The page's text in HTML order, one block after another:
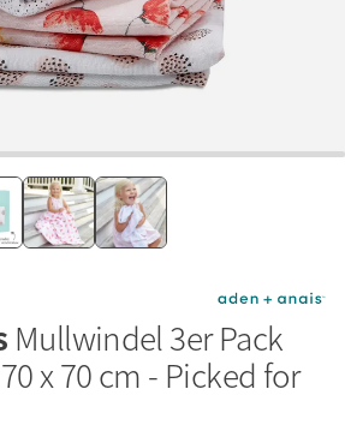
Mullwindel 3er Pack
x 70 cm - Picked for